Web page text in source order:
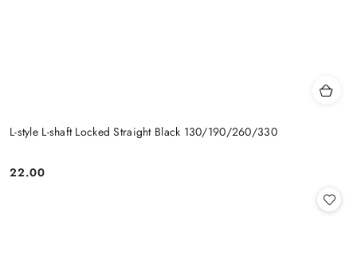
L-style L-shaft Locked Straight Black 130/190/260/330
Cena:
22.00